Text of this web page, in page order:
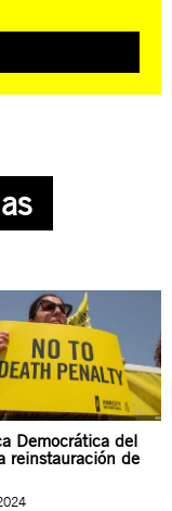
Democrática del
reinstauración de